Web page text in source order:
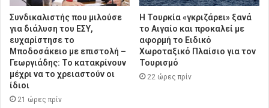
Συνδικαλιστής που μιλούσε
για διάλυση του ΕΣΥ,
ευχαρίστησε το
Μποδοσάκειο με επιστολή –
Γεωργιάδης: Το κατακρίνουν
μέχρι να το χρειαστούν οι
ίδιοι
21 ώρες πρίν
Η Τουρκία «γκριζάρει» ξανά
το Αιγαίο και προκαλεί με
αφορμή το Ειδικό
Χωροταξικό Πλαίσιο για τον
Τουρισμό
22 ώρες πρίν